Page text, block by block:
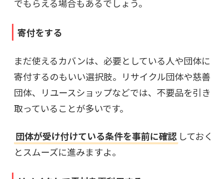
でもらえる場合もあるでしょう。
寄付をする
まだ使えるカバンは、必要としている人や団体に
寄付するのもいい選択肢。リサイクル団体や慈善
団体、リユースショップなどでは、不要品を引き
取っていることが多いです。
団体が受け付けている条件を事前に確認 しておく
とスムーズに進みますよ。